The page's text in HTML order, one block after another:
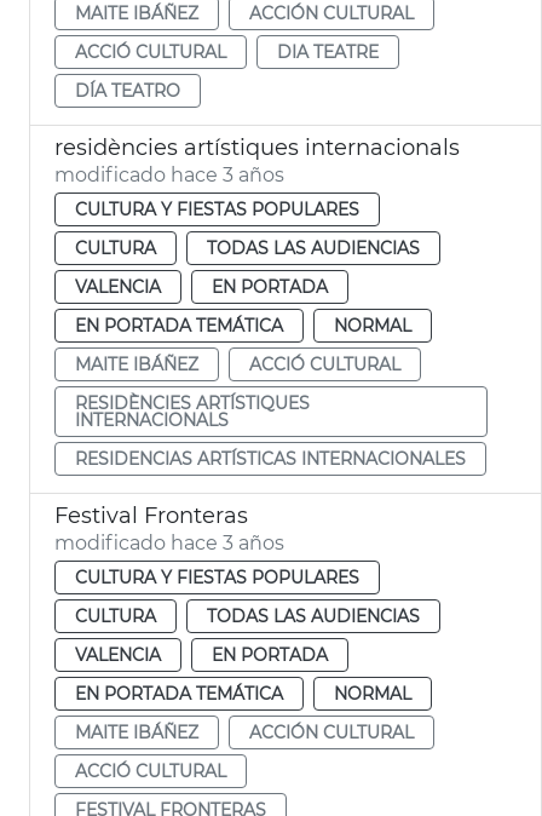
MAITE IBÁÑEZ
ACCIÓN CULTURAL
ACCIÓ CULTURAL
DIA TEATRE
DÍA TEATRO
residències artístiques internacionals
modificado hace 3 años
CULTURA Y FIESTAS POPULARES
CULTURA
TODAS LAS AUDIENCIAS
VALENCIA
EN PORTADA
EN PORTADA TEMÁTICA
NORMAL
MAITE IBÁÑEZ
ACCIÓ CULTURAL
RESIDÈNCIES ARTÍSTIQUES
INTERNACIONALS
RESIDENCIAS ARTÍSTICAS INTERNACIONALES
Festival Fronteras
modificado hace 3 años
CULTURA Y FIESTAS POPULARES
CULTURA
TODAS LAS AUDIENCIAS
VALENCIA
EN PORTADA
EN PORTADA TEMÁTICA
NORMAL
MAITE IBÁÑEZ
ACCIÓN CULTURAL
ACCIÓ CULTURAL
FESTIVAL FRONTERAS